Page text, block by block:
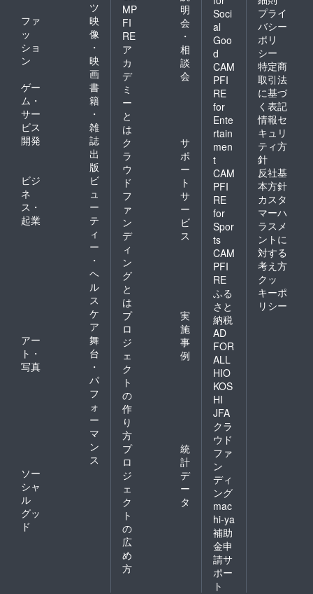
ツ
ファ
ッ
ショ
ン
映
像
・
映
画
ゲー
ム・
サー
ビス
開発
書
籍
・
雑
誌
出
版
ビジ
ネ
ス・
起業
ビ
ュ
ー
テ
ィ
ー
・
ヘ
ル
ス
ケ
ア
アー
ト・
写真
舞
台
・
パ
フ
ォ
ー
マ
ン
ス
ソー
シャ
ル
グッ
ド
MP
FI
RE
ア
カ
デ
ミ
ー
と
は
明
会
・
相
談
会
ク
ラ
ウ
ド
フ
ァ
ン
デ
ィ
ン
グ
と
は
サ
ポ
ー
ト
サ
ー
ビ
ス
プ
ロ
ジ
ェ
ク
ト
の
作
り
方
実
施
事
例
プ
ロ
ジ
ェ
ク
ト
の
広
め
方
統
計
デ
ー
タ
Soci
al
Goo
d
CAM
PFI
RE
for
Ente
rtain
men
t
CAM
PFI
RE
for
Spor
ts
CAM
PFI
RE
ふる
さと
納税
AD
FOR
ALL
HIO
KOS
HI
JFA
クラ
ウド
ファ
ン
ディ
ング
mac
hi-ya
補助
金申
請サ
ポー
ト
プライ
バシー
ポリ
シー
特定商
取引法
に基づ
く表記
情報セ
キュリ
ティ方
針
反社基
本方針
カスタ
マーハ
ラスメ
ントに
対する
考え方
クッ
キーポ
リシー